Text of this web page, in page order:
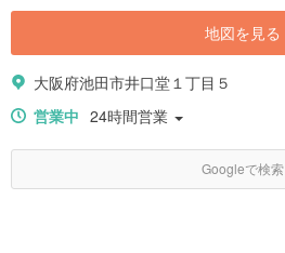
地図を見る
大阪府池田市井口堂１丁目５
営業中 24時間営業
Googleで検索